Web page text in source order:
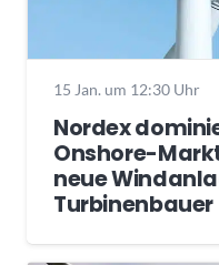
15 Jan. um 12:30 Uhr
Nordex
Onshore-
neue
Turbinenbauer